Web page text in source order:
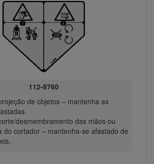
112-8760
de objetos – mantenha as
desmembramento das mãos ou
do cortador – mantenha-se afastado de